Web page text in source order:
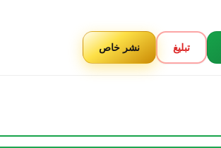
تبليغ نشر خاص